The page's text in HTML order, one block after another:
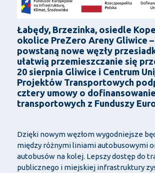
Łabędy, Brzezinka, osiedle
okolice PreZero Areny Gliwice
powstaną nowe węzły
ułatwią przemieszczanie się
20 sierpnia Gliwice i Centrum
Projektów Transportowych
cztery umowy o
transportowych z Funduszy
Dzięki nowym węzłom wygodniejsze
między różnymi liniami autobusowymi
autobusów na kolej. Lepszy dostęp do
publicznego i miejskiej infrastruktury